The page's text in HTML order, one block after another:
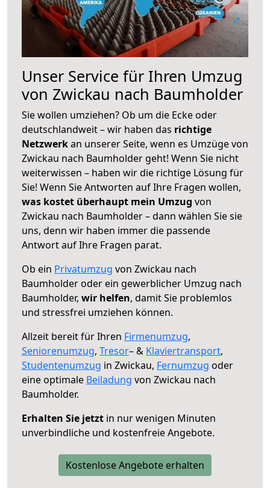
Unser Service für Ihren Umzug
von Zwickau nach Baumholder
Sie wollen umziehen? Ob um die Ecke oder
deutschlandweit – wir haben das richtige
Netzwerkan unserer Seite, wenn es Umzüge von
Zwickau nach Baumholder geht! Wenn Sie nicht
weiterwissen – haben wir die richtige Lösung für
Sie! Wenn Sie Antworten auf Ihre Fragen wollen,
was kostet überhaupt mein Umzug von
Zwickau nach Baumholder – dann wählen Sie sie
uns, denn wir haben immer die passende
Antwort auf Ihre Fragen parat.
Ob ein Privatumzug von Zwickau nach
Baumholder oder ein gewerblicher Umzug nach
Baumholder, wir helfen, damit Sie problemlos
und stressfrei umziehen können.
Allzeit bereit für Ihren Firmenumzug,
Seniorenumzug, Tresor– & Klaviertransport,
Studentenumzug in Zwickau, Fernumzug oder
eine optimale Beiladung von Zwickau nach
Baumholder.
Erhalten Sie jetzt in nur wenigen Minuten
unverbindliche und kostenfreie Angebote.
Kostenlose Angebote erhalten